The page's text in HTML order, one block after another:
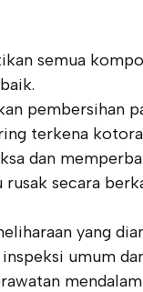
semua
pembersihan
terkena
dan
rusak secara
yang
umum